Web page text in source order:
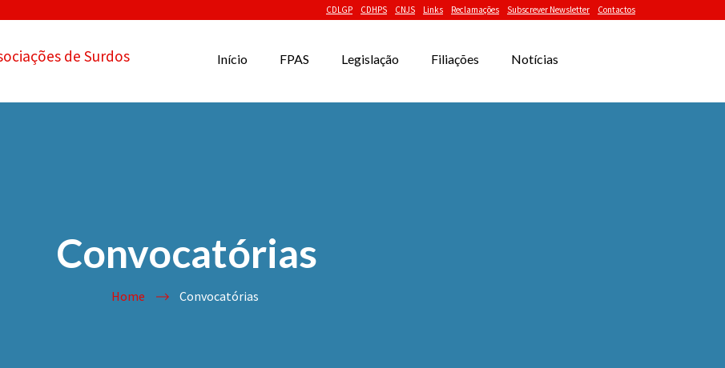
CDLGP CDHPS CNJS Links Reclamações Subscrever Newsletter Contactos
de Surdos Início FPAS Legislação Filiações Notícias
Convocatórias
Home Convocatórias